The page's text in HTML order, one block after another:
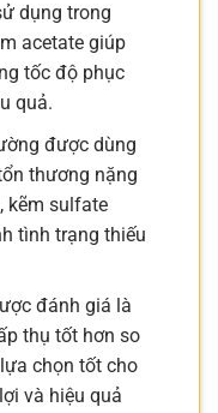
dụng trong
acetate giúp
tốc độ phục
quả.
được dùng
thương nặng
kẽm sulfate
tình trạng thiếu
đánh giá là
thụ tốt hơn so
chọn tốt cho
và hiệu quả